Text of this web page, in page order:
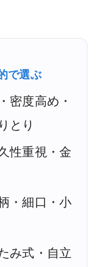
で選ぶ
密度高め・
とり
性重視・金
・細口・小
み式・自立